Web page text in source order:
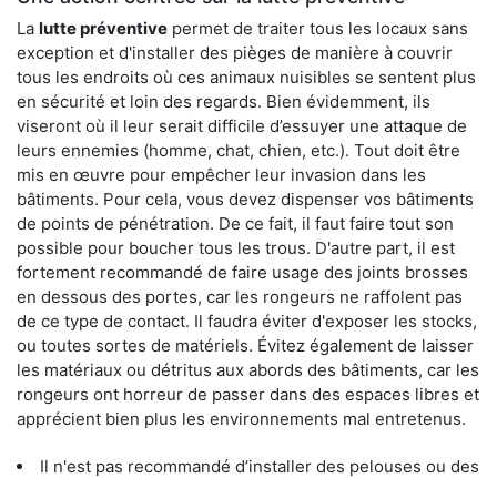
La lutte préventive permet de traiter tous les locaux sans
exception et d'installer des pièges de manière à couvrir
tous les endroits où ces animaux nuisibles se sentent plus
en sécurité et loin des regards. Bien évidemment, ils
viseront où il leur serait difficile d’essuyer une attaque de
leurs ennemies (homme, chat, chien, etc.). Tout doit être
mis en œuvre pour empêcher leur invasion dans les
bâtiments. Pour cela, vous devez dispenser vos bâtiments
de points de pénétration. De ce fait, il faut faire tout son
possible pour boucher tous les trous. D'autre part, il est
fortement recommandé de faire usage des joints brosses
en dessous des portes, car les rongeurs ne raffolent pas
de ce type de contact. Il faudra éviter d'exposer les stocks,
ou toutes sortes de matériels. Évitez également de laisser
les matériaux ou détritus aux abords des bâtiments, car les
rongeurs ont horreur de passer dans des espaces libres et
apprécient bien plus les environnements mal entretenus.
Il n'est pas recommandé d’installer des pelouses ou des